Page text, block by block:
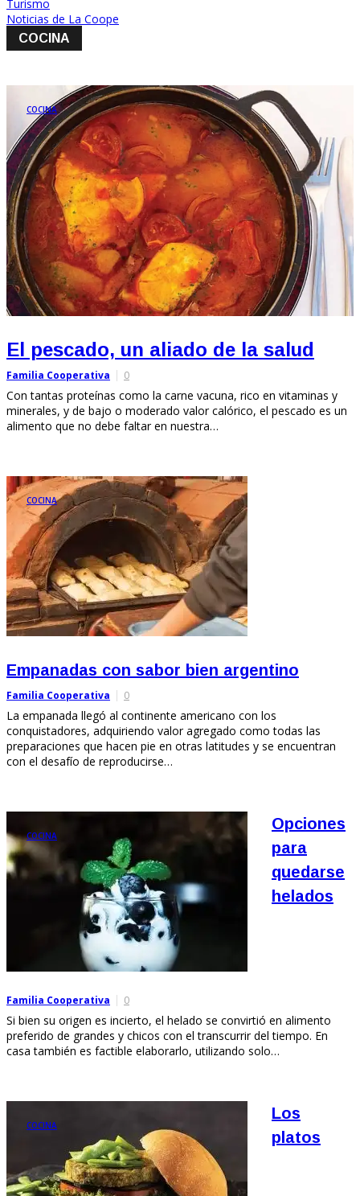
Turismo
Noticias de La Coope
COCINA
COCINA
El pescado, un aliado de la salud
Familia Cooperativa 0
Con tantas proteínas como la carne vacuna, rico en vitaminas y
minerales, y de bajo o moderado valor calórico, el pescado es un
alimento que no debe faltar en nuestra…
COCINA
Empanadas con sabor bien argentino
Familia Cooperativa 0
La empanada llegó al continente americano con los
conquistadores, adquiriendo valor agregado como todas las
preparaciones que hacen pie en otras latitudes y se encuentran
con el desafío de reproducirse…
COCINA
Opciones
para
quedarse
helados
Familia Cooperativa 0
Si bien su origen es incierto, el helado se convirtió en alimento
preferido de grandes y chicos con el transcurrir del tiempo. En
casa también es factible elaborarlo, utilizando solo…
COCINA
Los
platos